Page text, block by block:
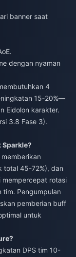
banner saat
dengan nyaman
4
15-20%—
Eidolon karakter.
3.8 Fase 3).
Sparkle?
total 45-72%), dan
mempercepat rotasi
tim. Pengumpulan
pemberian buff
untuk
DPS tim 10-